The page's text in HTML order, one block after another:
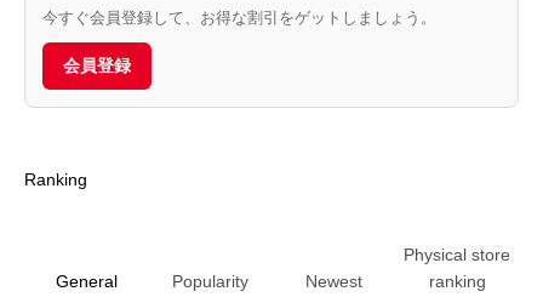
今すぐ会員登録して、お得な割引をゲットしましょう。
会員登録
Ranking
General Popularity Newest
Physical store
ranking